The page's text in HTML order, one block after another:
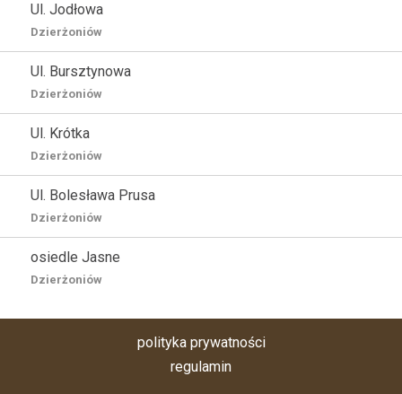
Ul. Jodłowa
Dzierżoniów
Ul. Bursztynowa
Dzierżoniów
Ul. Krótka
Dzierżoniów
Ul. Bolesława Prusa
Dzierżoniów
osiedle Jasne
Dzierżoniów
polityka prywatności
regulamin